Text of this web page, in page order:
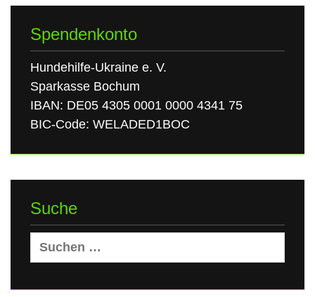
Spendenkonto
Hundehilfe-Ukraine e. V.
Sparkasse Bochum
IBAN: DE05 4305 0001 0000 4341 75
BIC-Code: WELADED1BOC
Suche
Suchen
nach: